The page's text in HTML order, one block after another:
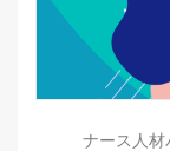
ナース人材